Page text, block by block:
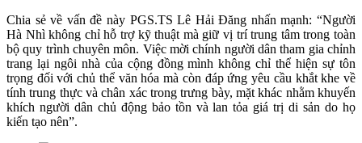
Chia sẻ về vấn đề này PGS.TS Lê Hải Đăng nhấn mạnh: “Người
Hà Nhì không chỉ hỗ trợ kỹ thuật mà giữ vị trí trung tâm trong toàn
bộ quy trình chuyên môn. Việc mời chính người dân tham gia chỉnh
trang lại ngôi nhà của cộng đồng mình không chỉ thể hiện sự tôn
trọng đối với chủ thể văn hóa mà còn đáp ứng yêu cầu khắt khe về
tính trung thực và chân xác trong trưng bày, mặt khác nhằm khuyến
khích người dân chủ động bảo tồn và lan tỏa giá trị di sản do họ
kiến tạo nên”.